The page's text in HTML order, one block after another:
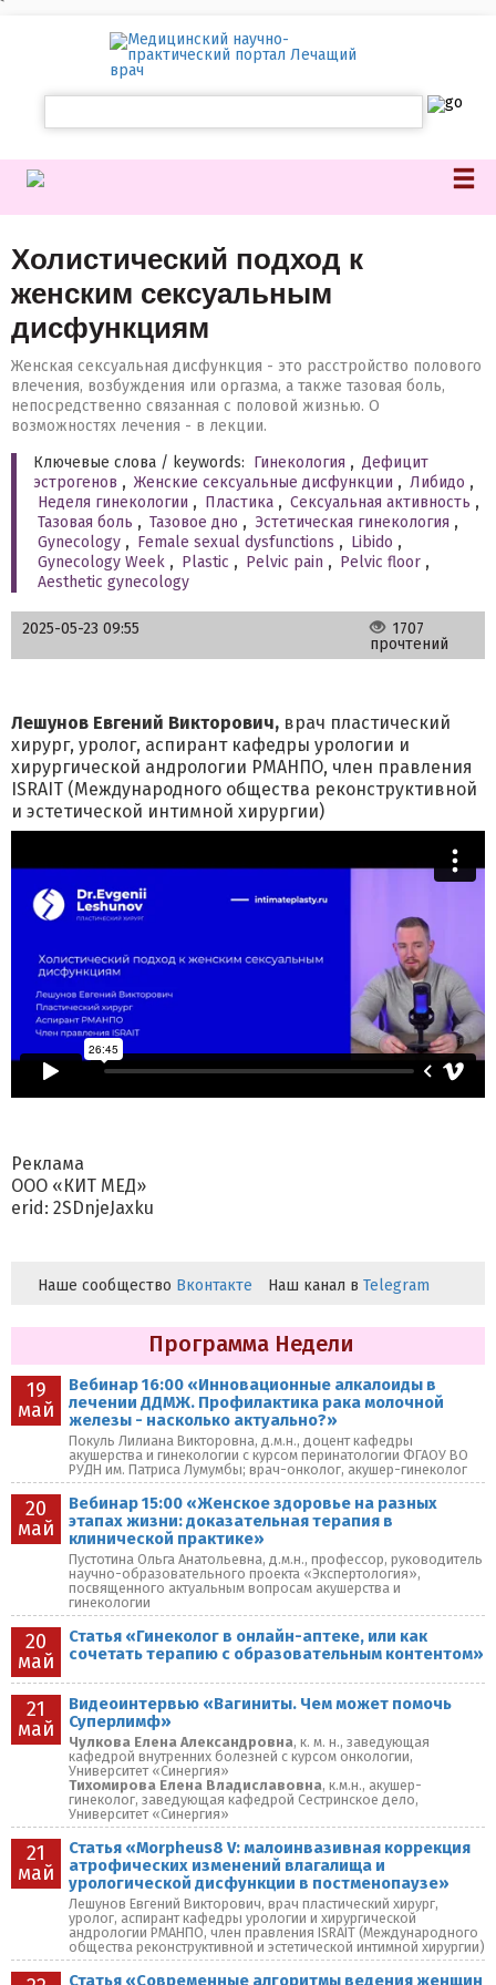
`
Холистический подход к
женским сексуальным
дисфункциям
Женская сексуальная дисфункция - это расстройство полового
влечения, возбуждения или оргазма, а также тазовая боль,
непосредственно связанная с половой жизнью. О
возможностях лечения - в лекции.
Ключевые слова / keywords: Гинекология , Дефицит
эстрогенов , Женские сексуальные дисфункции , Либидо ,
Неделя гинекологии , Пластика , Сексуальная активность ,
Тазовая боль , Тазовое дно , Эстетическая гинекология ,
Gynecology , Female sexual dysfunctions , Libido ,
Gynecology Week , Plastic , Pelvic pain , Pelvic floor ,
Aesthetic gynecology
2025-05-23 09:55
1707
прочтений
Лешунов Евгений Викторович, врач пластический
хирург, уролог, аспирант кафедры урологии и
хирургической андрологии РМАНПО, член правления
ISRAIT (Международного общества реконструктивной
и эстетической интимной хирургии)
Реклама
ООО «КИТ МЕД»
erid: 2SDnjeJaxku
Наше сообщество Вконтакте Наш канал в Telegram
Программа Недели
19
май
Вебинар 16:00 «Инновационные алкалоиды в
лечении ДДМЖ. Профилактика рака молочной
железы - насколько актуально?»
Покуль Лилиана Викторовна, д.м.н., доцент кафедры
акушерства и гинекологии с курсом перинатологии ФГАОУ ВО
РУДН им. Патриса Лумумбы; врач-онколог, акушер-гинеколог
20
май
Вебинар 15:00 «Женское здоровье на разных
этапах жизни: доказательная терапия в
клинической практике»
Пустотина Ольга Анатольевна, д.м.н., профессор, руководитель
научно-образовательного проекта «Экспертология»,
посвященного актуальным вопросам акушерства и
гинекологии
20
май
Статья «Гинеколог в онлайн-аптеке, или как
сочетать терапию с образовательным контентом»
21
май
Видеоинтервью «Вагиниты. Чем может помочь
Суперлимф»
Чулкова Елена Александровна, к. м. н., заведующая
кафедрой внутренних болезней с курсом онкологии,
Университет «Синергия»
Тихомирова Елена Владиславовна, к.м.н., акушер-
гинеколог, заведующая кафедрой Сестринское дело,
Университет «Синергия»
21
май
Статья «Morpheus8 V: малоинвазивная коррекция
атрофических изменений влагалища и
урологической дисфункции в постменопаузе»
Лешунов Евгений Викторович, врач пластический хирург,
уролог, аспирант кафедры урологии и хирургической
андрологии РМАНПО, член правления ISRAIT (Международного
общества реконструктивной и эстетической интимной хирургии)
Статья «Современные алгоритмы ведения женщин